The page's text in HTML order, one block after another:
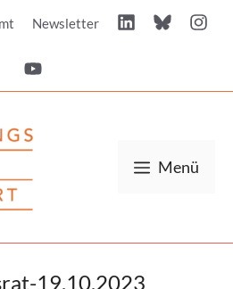
Newsletter
Menü
19.10.2023